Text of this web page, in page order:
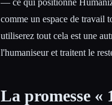
comme un espace de travail
utiliserez tout cela est une
l'humaniseur et traitent le
La promesse «